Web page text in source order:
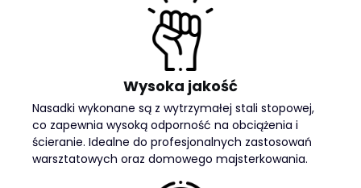
Wysoka jakość
Nasadki wykonane są z wytrzymałej stali stopowej,
co zapewnia wysoką odporność na obciążenia i
ścieranie. Idealne do profesjonalnych zastosowań
warsztatowych oraz domowego majsterkowania.